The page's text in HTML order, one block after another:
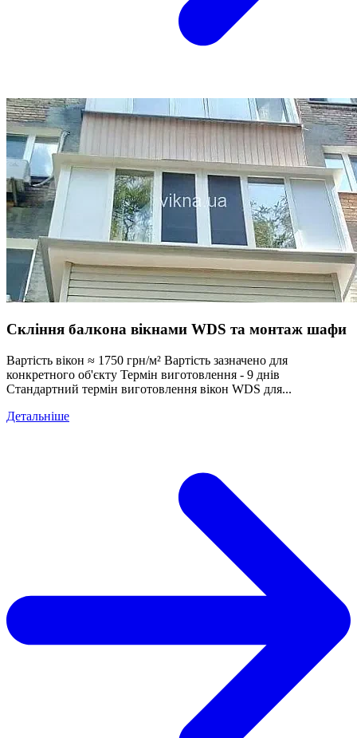
Скління балкона вікнами WDS та монтаж шафи
Вартість вікон ≈ 1750 грн/м² Вартість зазначено для
конкретного об'єкту Термін виготовлення - 9 днів
Стандартний термін виготовлення вікон WDS для...
Детальніше